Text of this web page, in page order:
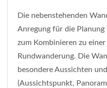
Die nebenstehenden
Anregung für die Planung
zum Kombinieren zu
Rundwanderung. Die
besondere Aussichten
(Aussichtspunkt,